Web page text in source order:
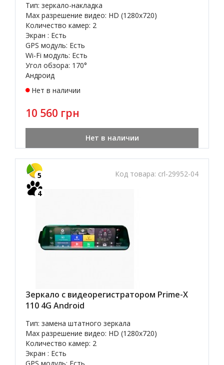
Тип: зеркало-накладка
Max разрешение видео: HD (1280x720)
Количество камер: 2
Экран : Есть
GPS модуль: Есть
Wi-Fi модуль: Есть
Угол обзора: 170°
Андроид
Нет в наличии
10 560 грн
Нет в наличии
Код товара: crl-29952-04
5
4
Зеркало с видеорегистратором Prime-X
110 4G Android
Тип: замена штатного зеркала
Max разрешение видео: HD (1280x720)
Количество камер: 2
Экран : Есть